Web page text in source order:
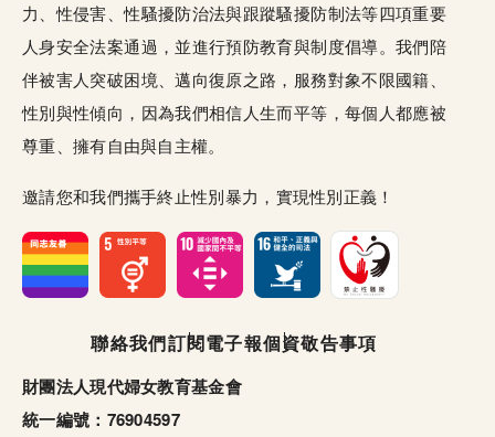
力、性侵害、性騷擾防治法與跟蹤騷擾防制法等四項重要
人身安全法案通過，並進行預防教育與制度倡導。我們陪
伴被害人突破困境、邁向復原之路，服務對象不限國籍、
性別與性傾向，因為我們相信人生而平等，每個人都應被
尊重、擁有自由與自主權。
邀請您和我們攜手終止性別暴力，實現性別正義！
聯絡我們訂閱電子報個資敬告事項
財團法人現代婦女教育基金會
統一編號：76904597